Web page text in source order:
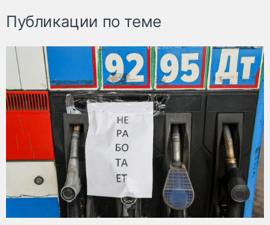
Публикации по теме